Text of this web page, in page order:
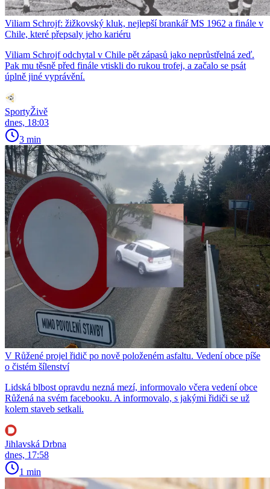
Viliam Schrojf: žižkovský kluk, nejlepší brankář MS 1962 a finále v
Chile, které přepsaly jeho kariéru
Viliam Schrojf odchytal v Chile pět zápasů jako neprůstřelná zeď.
Pak mu těsně před finále vtiskli do rukou trofej, a začalo se psát
úplně jiné vyprávění.
SportyŽivě
dnes, 18:03
3 min
V Růžené projel řidič po nově položeném asfaltu. Vedení obce píše
o čistém šílenství
Lidská blbost opravdu nezná mezí, informovalo včera vedení obce
Růžená na svém facebooku. A informovalo, s jakými řidiči se už
kolem staveb setkali.
Jihlavská Drbna
dnes, 17:58
1 min